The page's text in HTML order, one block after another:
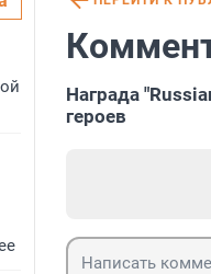
Награда
героев